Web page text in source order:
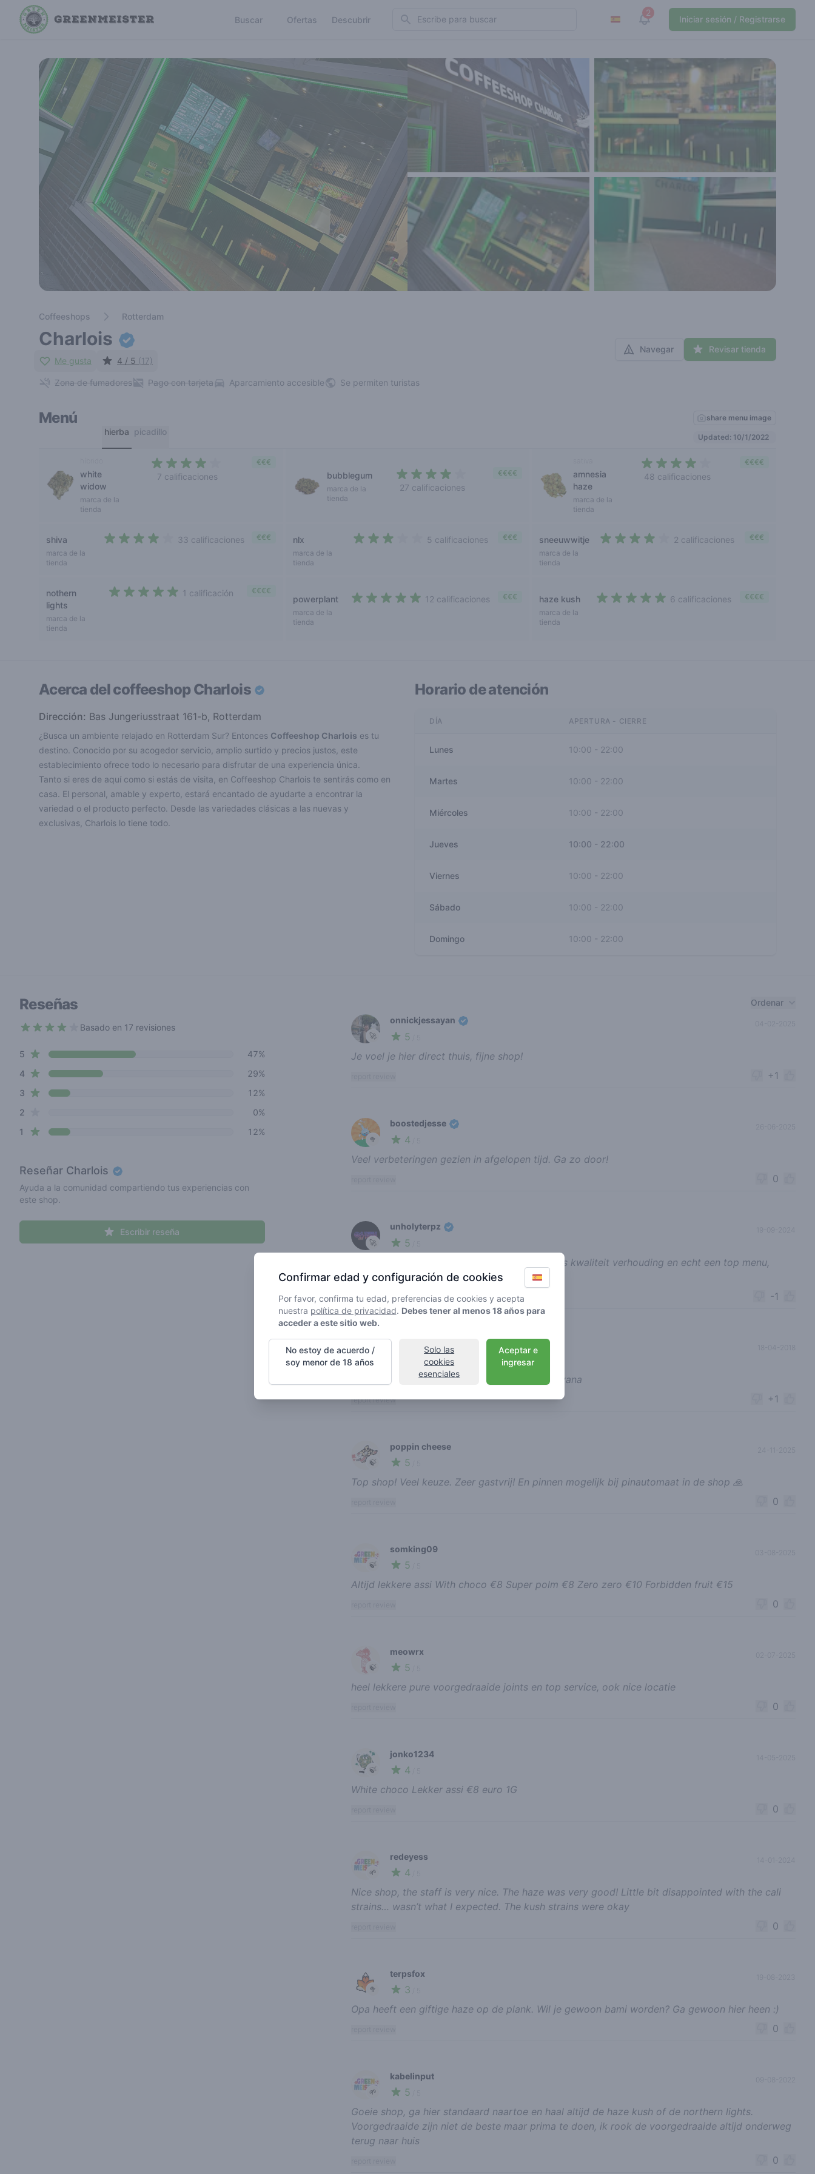
Buscar Ofertas Descubrir Search 2
View notifications
Iniciar sesión / Registrarse
Coffeeshops Rotterdam
Charlois
Me gusta 4 / 5 (17)
Zona de fumadores Pago con tarjeta Aparcamiento accesible Se permiten turistas
Navegar Revisar tienda
Menú
hierba picadillo
share menu image
Updated: 10/1/2022
white
widow
marca de la
tienda
7 calificaciones
€€€
bubblegum
marca de la
tienda
27 calificaciones
€€€€
amnesia
haze
marca de la
tienda
48 calificaciones
€€€€
shiva
marca de la
tienda
33 calificaciones €€€ nlx
marca de la
tienda
5 calificaciones €€€ sneeuwwitje
marca de la
tienda
2 calificaciones €€€
nothern
lights
marca de la
tienda
1 calificación €€€€
powerplant
marca de la
tienda
12 calificaciones €€€ haze kush
marca de la
tienda
6 calificaciones €€€€
Acerca del coffeeshopCharlois
Dirección: Bas Jungeriusstraat 161-b, Rotterdam
¿Busca un ambiente relajado en Rotterdam Sur? Entonces Coffeeshop Charlois es tu
destino. Conocido por su acogedor servicio, amplio surtido y precios justos, este
establecimiento ofrece todo lo necesario para disfrutar de una experiencia única.
Tanto si eres de aquí como si estás de visita, en Coffeeshop Charlois te sentirás como en
casa. El personal, amable y experto, estará encantado de ayudarte a encontrar la
variedad o el producto perfecto. Desde las variedades clásicas a las nuevas y
exclusivas, Charlois lo tiene todo.
Horario de atención
DÍA APERTURA - CIERRE
Lunes 10:00 - 22:00
Martes 10:00 22:00
Miércoles 10:00 - 22:00
Jueves 10:00 - 22:00
Viernes 10:00 - 22:00
Sábado 10:00 22:00
Domingo 10:00 - 22:00
Reseñas
Basado en 17 revisiones
Review data
5 star reviews
47%
4star reviews
29%
3 star reviews
12%
2
0%
1 star reviews 12%
Reseñar Charlois
Ayuda a la comunidad compartiendo tus experiencias con
este shop.
Escribir reseña
Ordenar
🚀
onnickjessayan
5
Je voel je hier direct thuis, fijne shop!
+1
🥦
boostedjesse
4
Veel verbeteringen gezien in afgelopen tijd. Ga zo door!
0
🚀
unholyterpz
5
Prachtige shop! Mooi interieur, hele goede prijs kwaliteit verhouding en echt een top menu,
goeie cali’s ook!
report review -1
🍃
sylvana
kan ik restafval kopen voor te stomen grt Sylvana
report review +1
🍃
poppin cheese
5
Top shop! Veel keuze. Zeer gastvrij! En pinnen mogelijk bij pinautomaat in de shop 🙏
0
🍃
somking09
5
03-08-2025
Altijd lekkere assi With choco €8 Super polm €8 Zero zero €10 Forbidden fruit €15
0
🍃
meowrx
5
heel lekkere pure voorgedraaide joints en top service, ook nice locatie
0
🍃
jonko1234
4
White choco Lekker assi €8 euro 1G
0
🌱
redeyess
4
Nice shop, the staff is very nice. The haze was very good! Little bit disappointed with the cali
strains… wasn’t what I expected. The kush strains were okay
0
🥦
terpsfox
3
19-08-2023
Opa heeft een giftige haze op de plank. Wil je gewoon bami worden? Ga gewoon hier heen :)
0
🌱
kabelinput
5
Goeie shop, ga hier standaard naartoe en haal altijd de haze kush of de northern lights.
Voorgedraaide zijn niet de beste maar prima te doen, ik rook de voorgedraaide altijd onderweg
terug naar huis
0
Confirmar edad y configuración de cookies
Por favor, confirma tu edad, preferencias de cookies y acepta
nuestra política de privacidad. Debes tener al menos 18 años para
acceder a este sitio web.
Aceptar e
ingresar
Solo las
cookies
esenciales
No estoy de acuerdo /
soy menor de 18 años